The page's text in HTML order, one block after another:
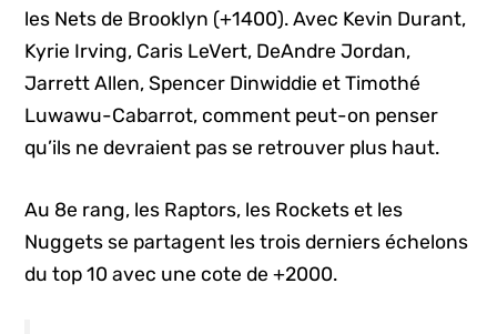
les Nets de Brooklyn (+1400). Avec Kevin Durant,
Kyrie Irving, Caris LeVert, DeAndre Jordan,
Jarrett Allen, Spencer Dinwiddie et Timothé
Luwawu-Cabarrot, comment peut-on penser
qu’ils ne devraient pas se retrouver plus haut.
Au 8e rang, les Raptors, les Rockets et les
Nuggets se partagent les trois derniers échelons
du top 10 avec une cote de +2000.